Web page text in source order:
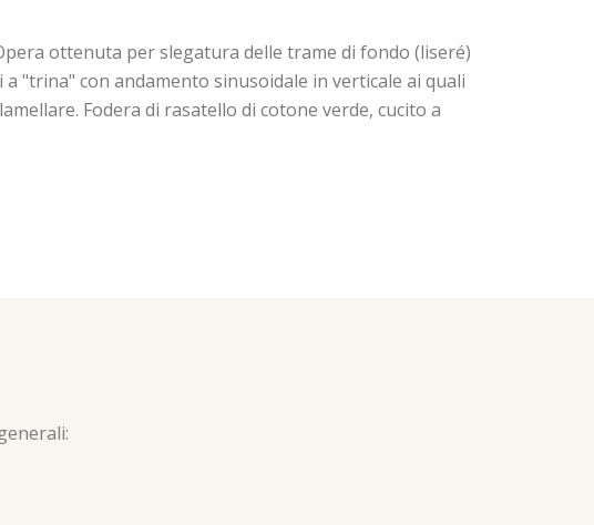
ottenuta per slegatura delle trame di fondo (liseré)
"trina" con andamento sinusoidale in verticale ai quali
Fodera di rasatello di cotone verde, cucito a